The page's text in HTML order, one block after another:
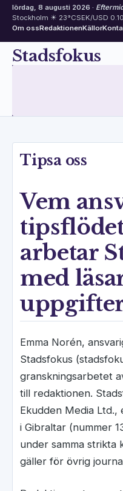
lördag, 8 augusti 2026 ·
Stockholm ☀ 23°CSEK/USD
Om ossRedaktionenKällor
HoppaStadsfokus
Tipsa oss
Vem
arbetar
med
Emma Norén,
Stadsfokus
granskningsarbetet
till redaktionen.
Ekudden Media
i Gibraltar (nummer
under samma strikta
gäller för övrig